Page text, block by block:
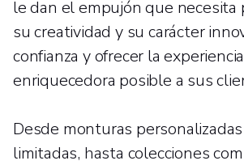
le dan el empujón que necesita
su creatividad y su carácter
confianza y ofrecer la
enriquecedora posible a sus
Desde monturas
limitadas, hasta colecciones